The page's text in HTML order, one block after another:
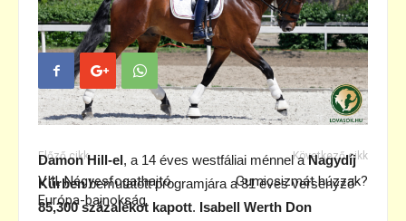
Damon Hill-el, a 14 éves westfáliai ménnel aNagydíj
Kűrbenbemutatott programjára a 31 éves versenyző
85,300 százalékot kapott. Isabell Werth Don
Előző cikk
VIII. Négyesfogathajtó
Európa-bajnokság
Következő cikk
Gumicsizmát húzzak?